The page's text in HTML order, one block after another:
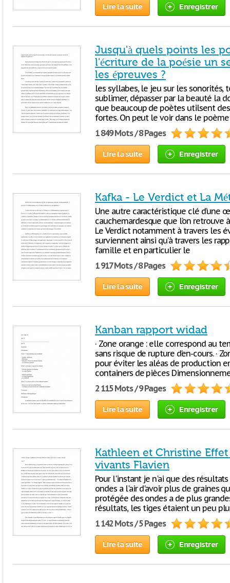
Lire la suite Enregistrer
Jusqu'à quels points les
l'écriture de la poésie un
les épreuves ?
les syllabes, le jeu sur les sonorités,
sublimer, dépasser par la beauté la
que beaucoup de poètes utilsent
fortes. On peut le voir dans le
1 849 Mots / 8 Pages
Lire la suite Enregistrer
Kafka - Le Verdict et La
Une autre caractéristique clé d’une
cauchemardesque que l’on retrouve
Le Verdict notamment à travers les
surviennent ainsi qu’à travers les
famille et en particulier le
1 917 Mots / 8 Pages
Lire la suite Enregistrer
Kanban rapport widad
· Zone orange : elle correspond au
sans risque de rupture d’en-cours. ·
pour éviter les aléas de production
containers de pièces
2 115 Mots / 9 Pages
Lire la suite Enregistrer
Kathleen et Christine
vivants Flavien
Pour l'instant je n'ai que des
ondes a l'air d'avoir plus de graines
protégée des ondes a de plus
résultats, les tiges étaient un peu
1 142 Mots / 5 Pages
Lire la suite Enregistrer